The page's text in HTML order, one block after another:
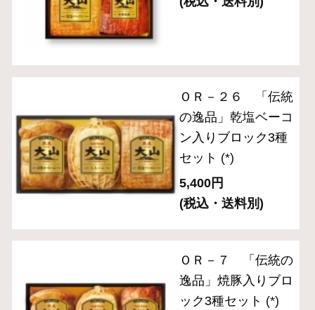
ギフトセレクション
食の匠工房シリーズ
送料無料セット
ご自宅用セット
ベーコン